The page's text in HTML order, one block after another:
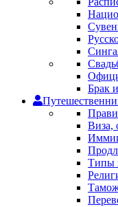
Брак
Виза,
Типы